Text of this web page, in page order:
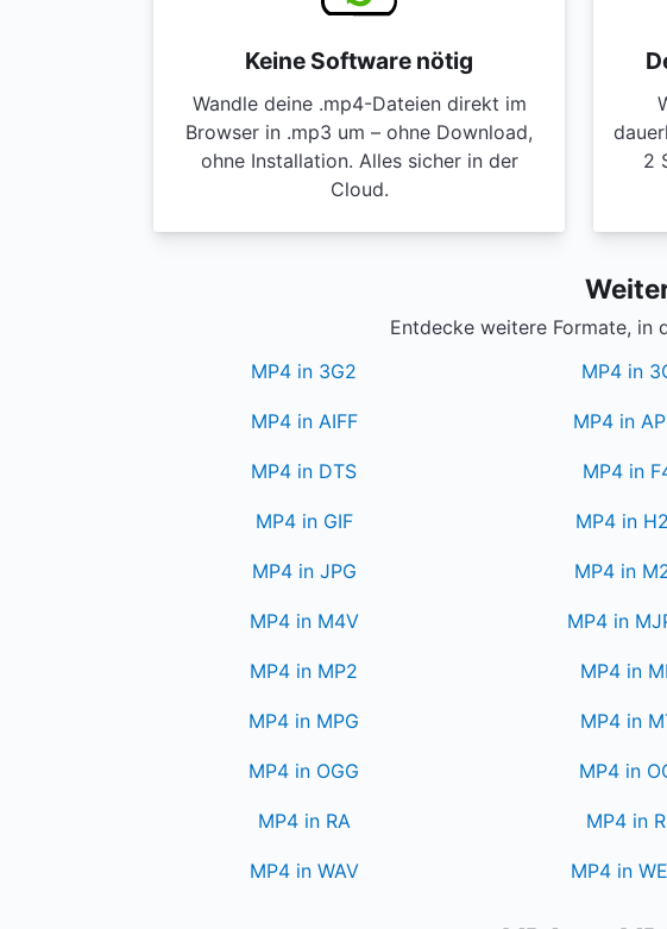
Keine Software nötig
Wandle deine .mp4-Dateien direkt im
Browser in .mp3 um – ohne Download,
ohne Installation. Alles sicher in der
Cloud.
2
Entdecke weitere Formate, in
MP4 in 3G2
MP4 in
MP4 in AIFF MP4 in
MP4 in DTS MP4 in
MP4 in GIF MP4 in
MP4 in JPG MP4 in
MP4 in M4V MP4 in
MP4 in MP2 MP4 in
MP4 in MPG MP4 in
MP4 in OGG MP4 in
MP4 in RA MP4 in
MP4 in WAV MP4 in